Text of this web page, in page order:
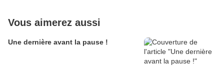
Vous aimerez aussi
Une dernière avant la pause !